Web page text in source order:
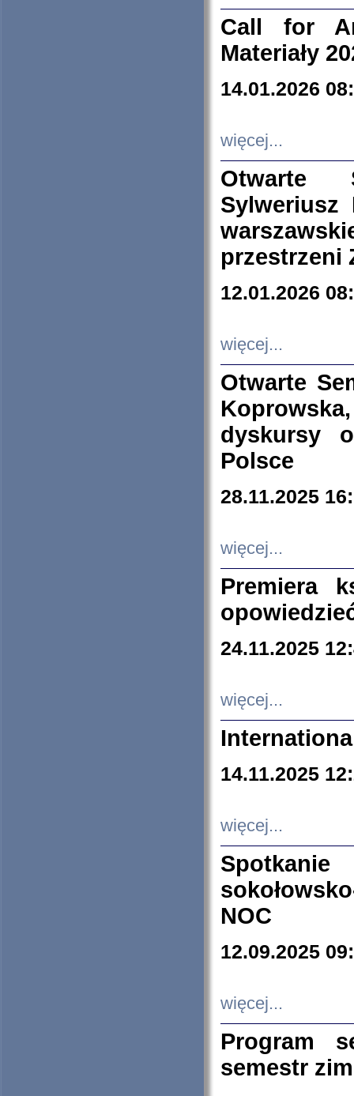
Call for
Materiały
14.01.2026
więcej...
Otwarte
Sylweriusz
przestrzeni
12.01.2026
więcej...
Otwarte
dyskursy
Polsce
28.11.2025
więcej...
Premiera
24.11.2025
więcej...
14.11.2025
więcej...
NOC
12.09.2025
więcej...
Program
semestr